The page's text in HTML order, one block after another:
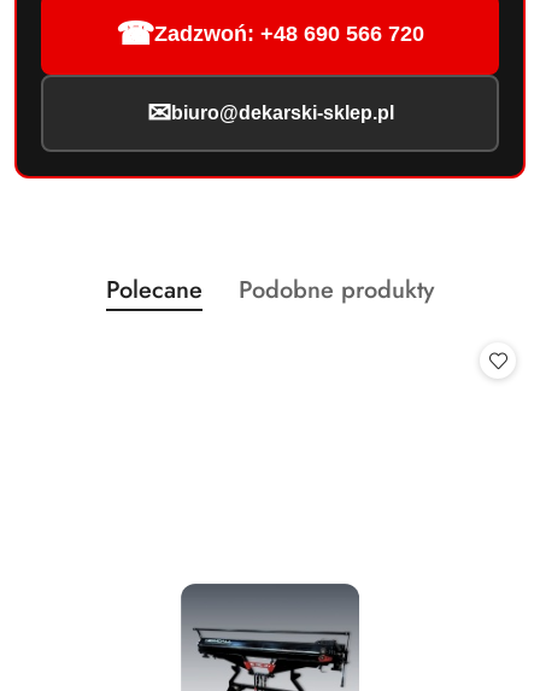
☎Zadzwoń: +48 690 566 720
✉ biuro@dekarski-sklep.pl
Pomiń karuzelę produktów
Produkty
o
Polecane
Produkty
Podobne produkty